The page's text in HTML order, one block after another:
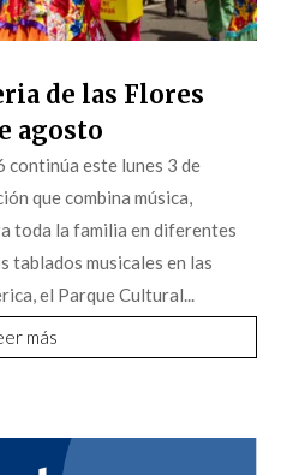
de las Flores
agosto
continúa este lunes 3 de
que combina música,
toda la familia en diferentes
tablados musicales en las
el Parque Cultural...
más